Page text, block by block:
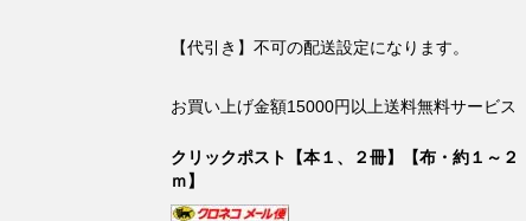
【代引き】不可の配送設定になります。
お買い上げ金額15000円以上送料無料サービス
クリックポスト【本１、２冊】【布・約１～２
ｍ】